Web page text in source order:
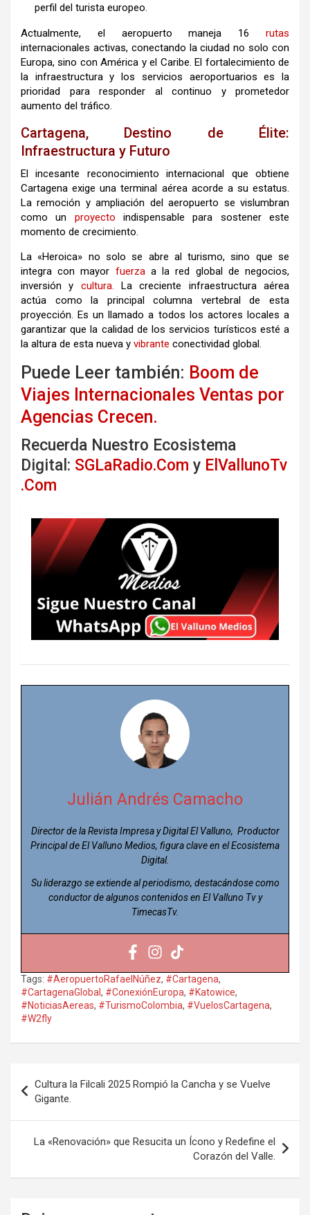
perfil del turista europeo.
Actualmente, el aeropuerto maneja 16 rutas
internacionales activas, conectando la ciudad no solo con
Europa, sino con América y el Caribe. El fortalecimiento de
la infraestructura y los servicios aeroportuarios es la
prioridad para responder al continuo y prometedor
aumento del tráfico.
Cartagena, Destino de Élite:
Infraestructura y Futuro
El incesante reconocimiento internacional que obtiene
Cartagena exige una terminal aérea acorde a su estatus.
La remoción y ampliación del aeropuerto se vislumbran
como un proyecto indispensable para sostener este
momento de crecimiento.
La «Heroica» no solo se abre al turismo, sino que se
integra con mayor fuerzaa la red global de negocios,
inversión y cultura. La creciente infraestructura aérea
actúa como la principal columna vertebral de esta
proyección. Es un llamado a todos los actores locales a
garantizar que la calidad de los servicios turísticos esté a
la altura de esta nueva y vibrante conectividad global.
Puede Leer también: Boom de
Viajes Internacionales Ventas por
Agencias Crecen.
Recuerda Nuestro Ecosistema
Digital: SGLaRadio.Com y ElVallunoTv
.Com
Julián Andrés Camacho
Director de la Revista Impresa y Digital El Valluno, Productor
Principal de El Valluno Medios, figura clave en el Ecosistema
Digital.
Su liderazgo se extiende al periodismo, destacándose como
conductor de algunos contenidos en El Valluno Tv y
TimecasTv.
Tags: #AeropuertoRafaelNúñez, #Cartagena,
#CartagenaGlobal , #ConexiónEuropa, #Katowice,
#NoticiasAereas, #TurismoColombia, #VuelosCartagena,
#W2fly
de
entradas
Cultura la Filcali 2025 Rompió la Cancha y se Vuelve
Gigante.
La «Renovación» que Resucita un Ícono y Redefine el
Corazón del Valle.